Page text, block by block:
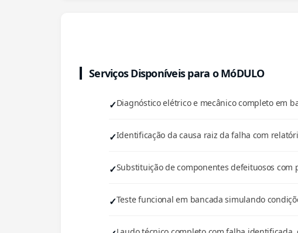
Serviços Disponíveis para o MóDULO
Diagnóstico elétrico e mecânico completo em
Identificação da causa raiz da falha com
Substituição de componentes defeituosos
Teste funcional em bancada simulando